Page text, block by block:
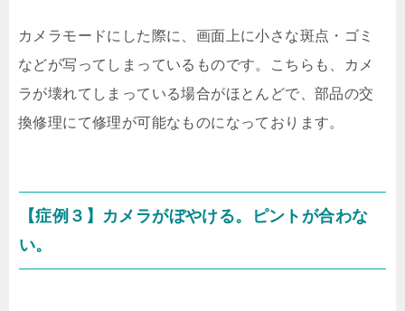
カメラモードにした際に、画面上に小さな斑点・ゴミ
などが写ってしまっているものです。こちらも、カメ
ラが壊れてしまっている場合がほとんどで、部品の交
換修理にて修理が可能なものになっております。
【症例３】カメラがぼやける。ピントが合わな
い。